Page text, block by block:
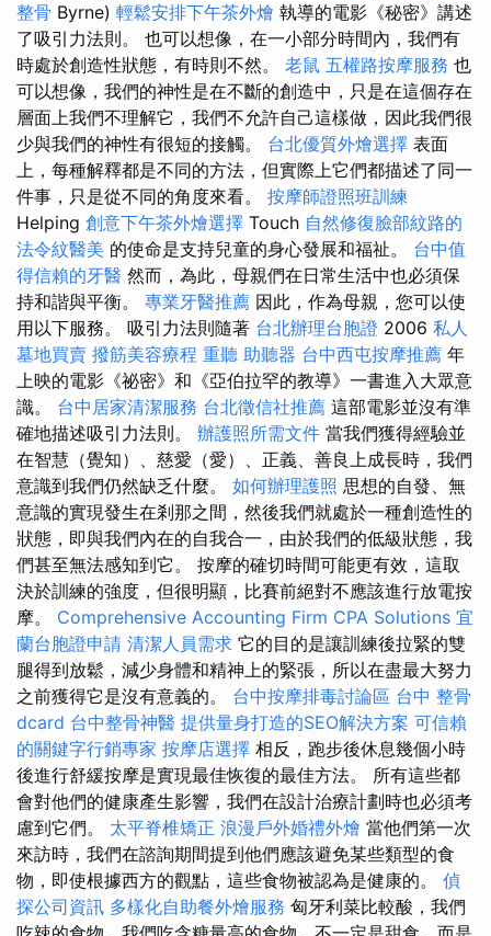
整骨 Byrne) 輕鬆安排下午茶外燴 執導的電影《秘密》講述
了吸引力法則。 也可以想像，在一小部分時間內，我們有
時處於創造性狀態，有時則不然。 老鼠 五權路按摩服務 也
可以想像，我們的神性是在不斷的創造中，只是在這個存在
層面上我們不理解它，我們不允許自己這樣做，因此我們很
少與我們的神性有很短的接觸。 台北優質外燴選擇 表面
上，每種解釋都是不同的方法，但實際上它們都描述了同一
件事，只是從不同的角度來看。 按摩師證照班訓練
Helping 創意下午茶外燴選擇 Touch 自然修復臉部紋路的
法令紋醫美 的使命是支持兒童的身心發展和福祉。 台中值
得信賴的牙醫 然而，為此，母親們在日常生活中也必須保
持和諧與平衡。 專業牙醫推薦 因此，作為母親，您可以使
用以下服務。 吸引力法則隨著 台北辦理台胞證 2006 私人
墓地買賣 撥筋美容療程 重聽 助聽器 台中西屯按摩推薦 年
上映的電影《祕密》和《亞伯拉罕的教導》一書進入大眾意
識。 台中居家清潔服務 台北徵信社推薦 這部電影並沒有準
確地描述吸引力法則。 辦護照所需文件 當我們獲得經驗並
在智慧（覺知）、慈愛（愛）、正義、善良上成長時，我們
意識到我們仍然缺乏什麼。 如何辦理護照 思想的自發、無
意識的實現發生在剎那之間，然後我們就處於一種創造性的
狀態，即與我們內在的自我合一，由於我們的低級狀態，我
們甚至無法感知到它。 按摩的確切時間可能更有效，這取
決於訓練的強度，但很明顯，比賽前絕對不應該進行放電按
摩。 Comprehensive Accounting Firm CPA Solutions 宜
蘭台胞證申請 清潔人員需求 它的目的是讓訓練後拉緊的雙
腿得到放鬆，減少身體和精神上的緊張，所以在盡最大努力
之前獲得它是沒有意義的。 台中按摩排毒討論區 台中 整骨
dcard 台中整骨神醫 提供量身打造的SEO解決方案 可信賴
的關鍵字行銷專家 按摩店選擇 相反，跑步後休息幾個小時
後進行舒緩按摩是實現最佳恢復的最佳方法。 所有這些都
會對他們的健康產生影響，我們在設計治療計劃時也必須考
慮到它們。 太平脊椎矯正 浪漫戶外婚禮外燴 當他們第一次
來訪時，我們在諮詢期間提到他們應該避免某些類型的食
物，即使根據西方的觀點，這些食物被認為是健康的。 偵
探公司資訊 多樣化自助餐外燴服務 匈牙利菜比較酸，我們